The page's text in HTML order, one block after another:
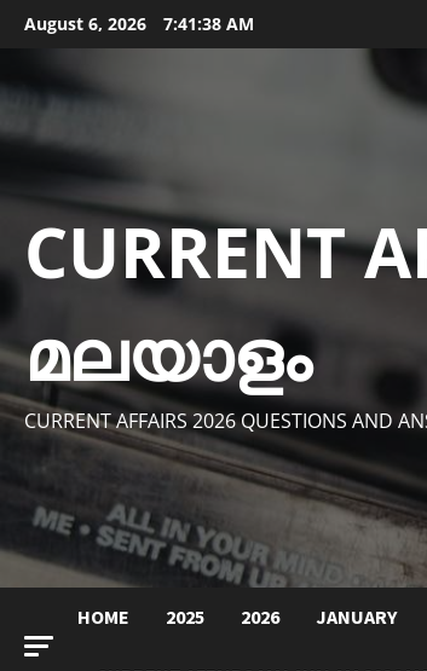
SkipAugust 6, 2026 7:41:40 AM
CURRENT
മലയാളം
CURRENT AFFAIRS 2026 QUESTIONS AND
HOME 2025 2026 JANUARY